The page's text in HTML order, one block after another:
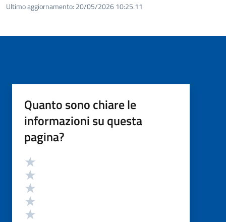
Ultimo aggiornamento: 20/05/2026 10:25.11
Quanto sono chiare le
informazioni su questa
pagina?
Valutazione